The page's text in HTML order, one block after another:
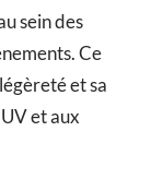
sein des
Ce
et sa
et aux